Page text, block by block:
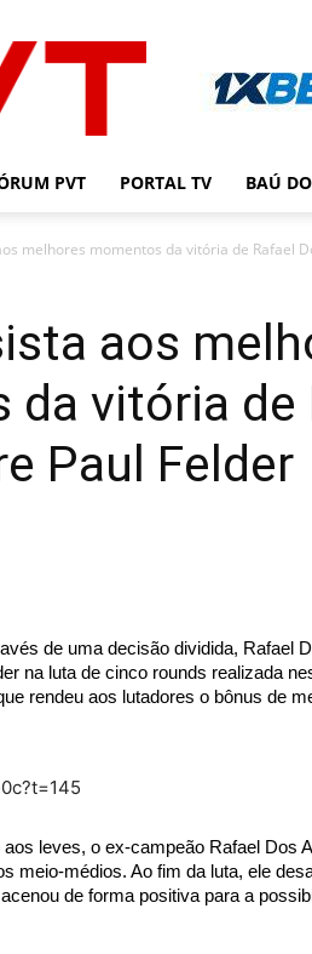
PVT PORTAL TV BAÚ
melhores momentos da vitória de Rafael
aos
da vitória de
Paul Felder
de uma decisão dividida, Rafael
na luta de cinco rounds realizada
rendeu aos lutadores o bônus de
leves, o ex-campeão Rafael Dos
meio-médios. Ao fim da luta, ele
de forma positiva para a